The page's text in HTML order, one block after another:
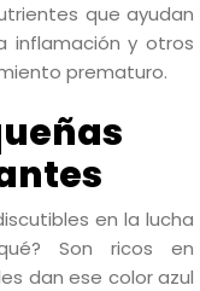
que ayudan
inflamación y otros
prematuro.
en la lucha
Son ricos en
dan ese color azul